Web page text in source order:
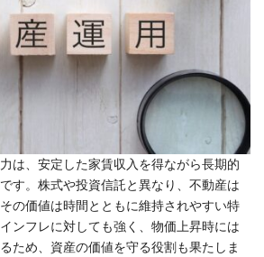
は、安定した家賃収入を得ながら長期的
す。株式や投資信託と異なり、不動産は
の価値は時間とともに維持されやすい特
ンフレに対しても強く、物価上昇時には
ため、資産の価値を守る役割も果たしま